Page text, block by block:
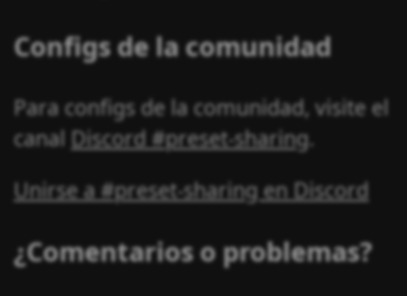
Configs de la comunidad
Para configs de la comunidad, visite el
canal Discord #preset-sharing.
Unirse a #preset-sharing en Discord
¿Comentarios o problemas?